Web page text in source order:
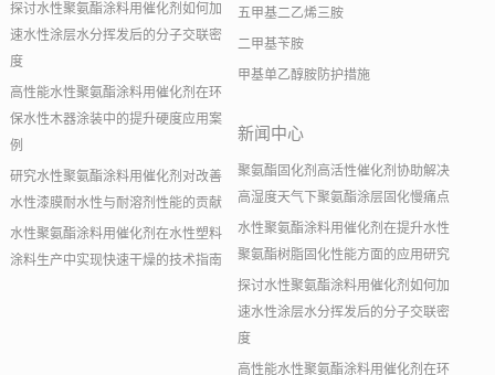
探讨水性聚氨酯涂料用催化剂如何加
速水性涂层水分挥发后的分子交联密
度
高性能水性聚氨酯涂料用催化剂在环
保水性木器涂装中的提升硬度应用案
例
研究水性聚氨酯涂料用催化剂对改善
水性漆膜耐水性与耐溶剂性能的贡献
水性聚氨酯涂料用催化剂在水性塑料
涂料生产中实现快速干燥的技术指南
五甲基二乙烯三胺
二甲基苄胺
甲基单乙醇胺防护措施
新闻中心
聚氨酯固化剂高活性催化剂协助解决
高湿度天气下聚氨酯涂层固化慢痛点
水性聚氨酯涂料用催化剂在提升水性
聚氨酯树脂固化性能方面的应用研究
探讨水性聚氨酯涂料用催化剂如何加
速水性涂层水分挥发后的分子交联密
度
高性能水性聚氨酯涂料用催化剂在环